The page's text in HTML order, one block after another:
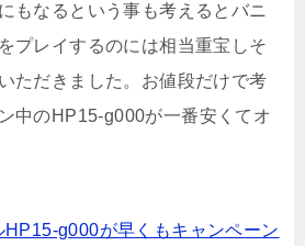
もなるという事も考えるとバニ
プレイするのには相当重宝しそ
ただきました。お値段だけで考
中のHP15-g000が一番安くてオ
g000が早くもキャンペーン